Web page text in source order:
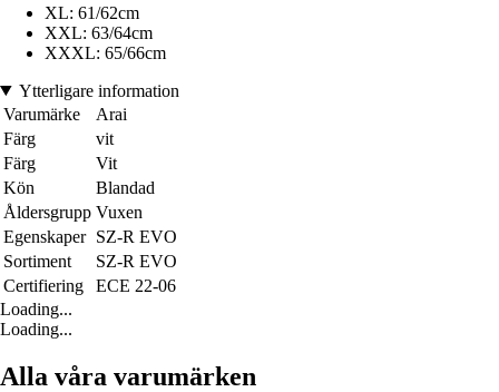
XL: 61/62cm
XXL: 63/64cm
XXXL: 65/66cm
Ytterligare information
Varumärke
Arai
Färg
vit
Färg
Vit
Kön
Blandad
Åldersgrupp Vuxen
Egenskaper SZ-R EVO
Sortiment
SZ-R EVO
Certifiering
ECE 22-06
Loading...
Loading...
Alla våra varumärken